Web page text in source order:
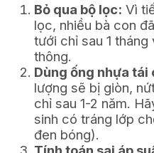
Bỏ qua bộ lọc: Vì
lọc, nhiều bà con
tưới chỉ sau 1
thông.
Dùng ống nhựa tái
lượng sẽ bị giòn,
chỉ sau 1-2 năm.
sinh có tráng lớp
đen bóng).
Tính toán sai áp